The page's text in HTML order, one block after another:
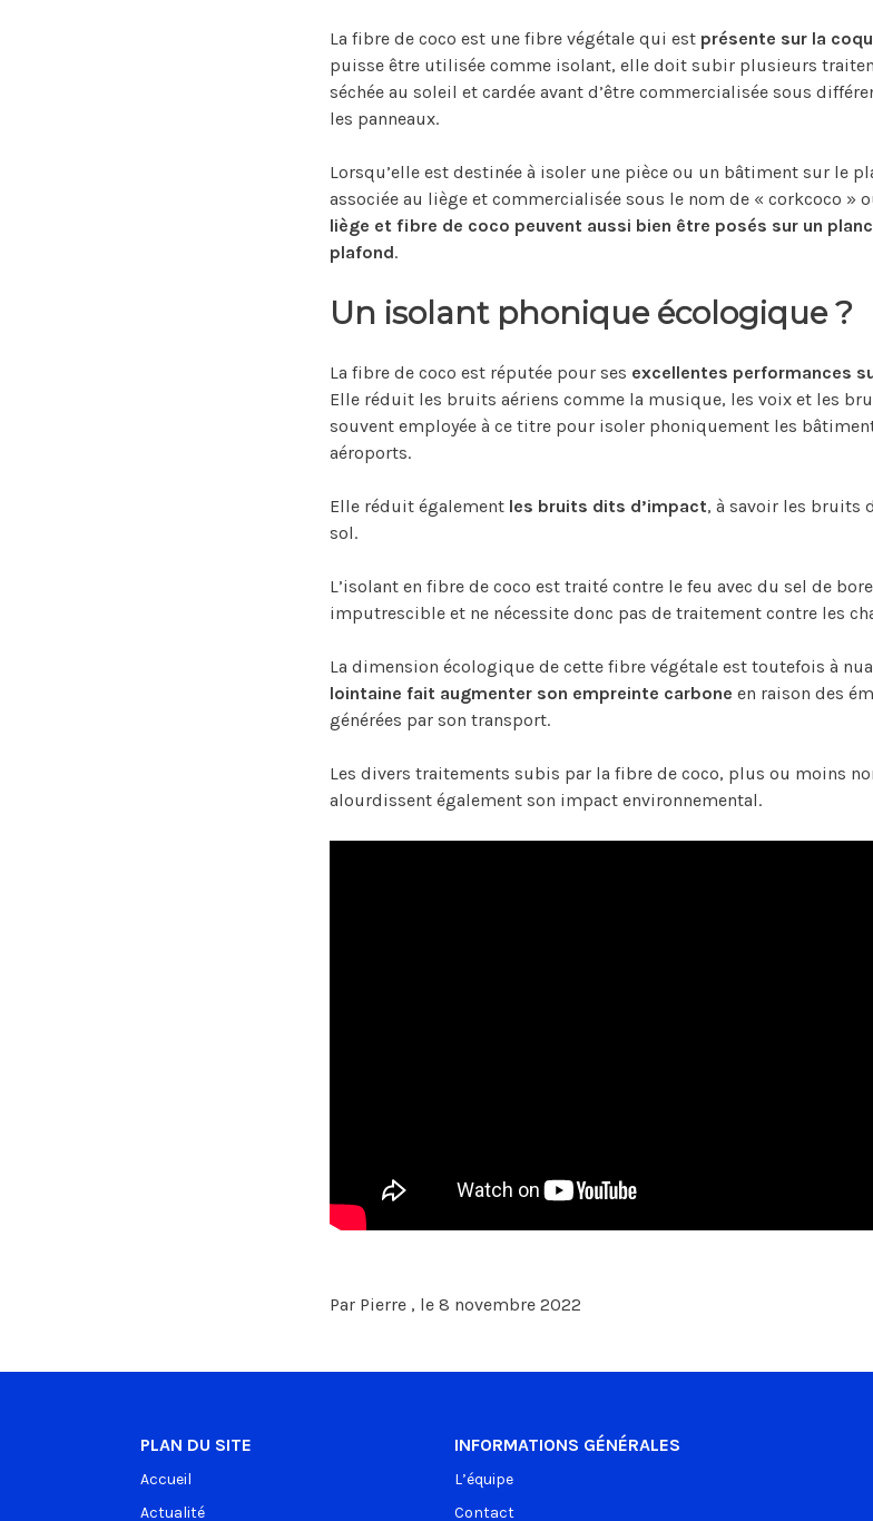
La fibre de coco est une fibre végétale qui est présente sur la
puisse être utilisée comme isolant, elle doit subir plusieurs
séchée au soleil et cardée avant d’être commercialisée sous
les panneaux.
Lorsqu’elle est destinée à isoler une pièce ou un bâtiment sur le
associée au liège et commercialisée sous le nom de « corkcoco »
liège et fibre de coco peuvent aussi bien être posés sur un
plafond.
Un isolant phonique écologique ?
La fibre de coco est réputée pour ses excellentes performances
Elle réduit les bruits aériens comme la musique, les voix et les
souvent employée à ce titre pour isoler phoniquement les
aéroports.
Elle réduit également les bruits dits d’impact, à savoir les bruits
sol.
L’isolant en fibre de coco est traité contre le feu avec du sel de
imputrescible et ne nécessite donc pas de traitement contre les
La dimension écologique de cette fibre végétale est toutefois à
lointaine fait augmenter son empreinte carbone en raison des
générées par son transport.
Les divers traitements subis par la fibre de coco, plus ou moins
alourdissent également son impact environnemental.
Par Pierre , le 8 novembre 2022
PLAN DU SITE
Accueil
Actualité
INFORMATIONS GÉNÉRALES
L’équipe
Contact